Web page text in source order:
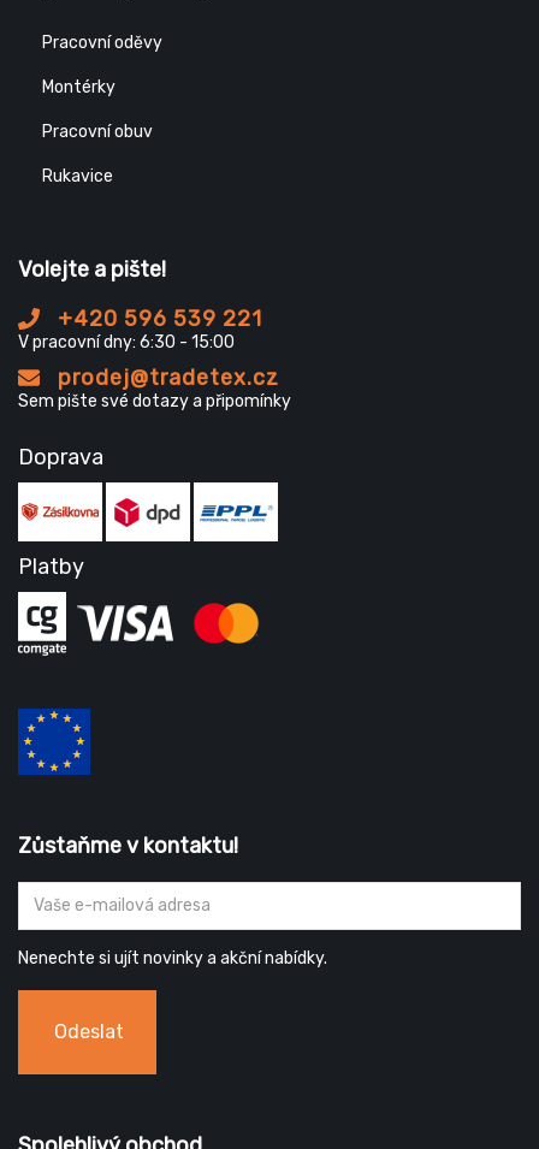
Pracovní oděvy
Montérky
Pracovní obuv
Rukavice
Volejte a pište!
+420 596 539 221
V pracovní dny: 6:30 - 15:00
prodej@tradetex.cz
Sem pište své dotazy a připomínky
Doprava
Platby
Zůstaňme v kontaktu!
Nenechte si ujít novinky a akční nabídky.
Odeslat